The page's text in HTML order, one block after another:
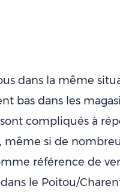
dans la même
bas dans les
compliqués à
même si de
référence de
le Poitou/